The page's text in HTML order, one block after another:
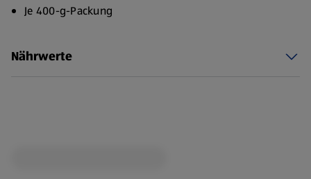
Je 400-g-Packung
Nährwerte